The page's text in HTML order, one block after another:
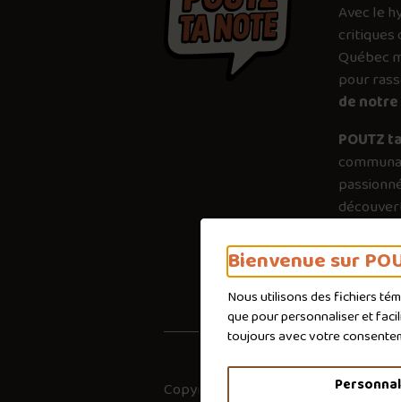
Bienvenue sur
Nous utilisons des fichiers
que pour personnaliser et
toujours avec votre
Avec le
critiques
Québec
pour
de
POUTZ
poutines
Copyright © 2026